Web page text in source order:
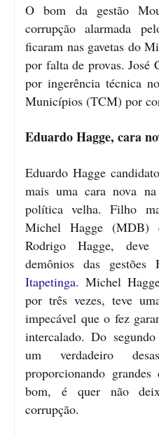
O bom da gestão
corrupção alarmada
ficaram nas gavetas do
por falta de provas. José
por ingerência técnica
Municípios (TCM) por
Eduardo Hagge, cara
Eduardo Hagge
mais uma cara nova
política velha. Filho
Michel Hagge
Rodrigo Hagge,
demônios das gestões
Itapetinga. Michel
por três vezes, teve
impecável que o fez
intercalado. Do
um verdadeiro
proporcionando
bom, é quer não
corrupção.